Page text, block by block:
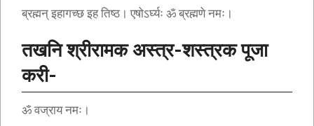
ब्रह्मन् इहागच्छ इह तिष्ठ। एषोऽर्घ्यः ॐ ब्रह्मणे नमः।
तखनि श्रीरामक अस्त्र-शस्त्रक पूजा
करी-
ॐ वज्राय नमः।